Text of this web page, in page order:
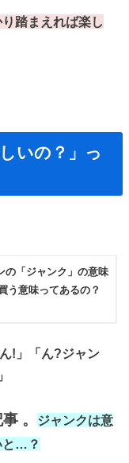
踏まえれば楽し
いの？」っ
の「ジャンク」の意味
う意味ってあるの？
!」
「ん?ジャン
。
ジャンクは意
と…？